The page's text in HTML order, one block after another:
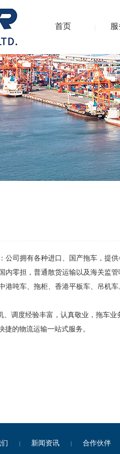
首页
公司拥有各种进口、国产拖车，提
内零担，普通散货运输以及海关监管
港吨车、拖柜、香港平板车、吊机车
、调度经验丰富，认真敬业，拖车
捷的物流运输一站式服务。
| 新闻资讯 | 合作伙伴